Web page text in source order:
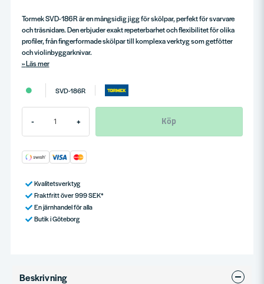
Tormek SVD-186R är en mångsidig jigg för skölpar, perfekt för svarvare
och träsnidare. Den erbjuder exakt repeterbarhet och flexibilitet för olika
profiler, från fingerformade skölpar till komplexa verktyg som getfötter
och violinbyggarknivar.
Läs mer
SVD-186R
- + Köp
Kvalitetsverktyg
Fraktfritt över 999 SEK*
En järnhandel för alla
Butik i Göteborg
Beskrivning